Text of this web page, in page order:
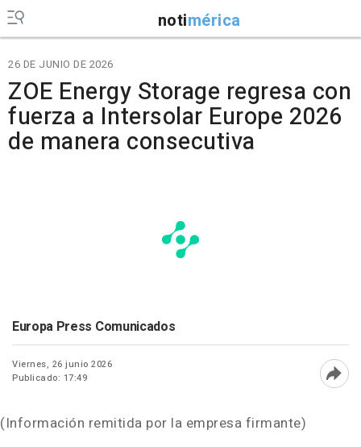
notimérica
26 DE JUNIO DE 2026
ZOE Energy Storage regresa con
fuerza a Intersolar Europe 2026
de manera consecutiva
Europa Press Comunicados
Viernes, 26 junio 2026
Publicado: 17:49
(Información remitida por la empresa firmante)